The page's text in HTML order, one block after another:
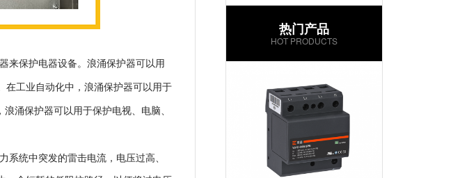
来保护电器设备。浪涌保护器可以用
在工业自动化中，浪涌保护器可以用于
涌保护器可以用于保护电视、电脑、
系统中突发的雷击电流，电压过高、
热门产品
HOT PRODUCTS